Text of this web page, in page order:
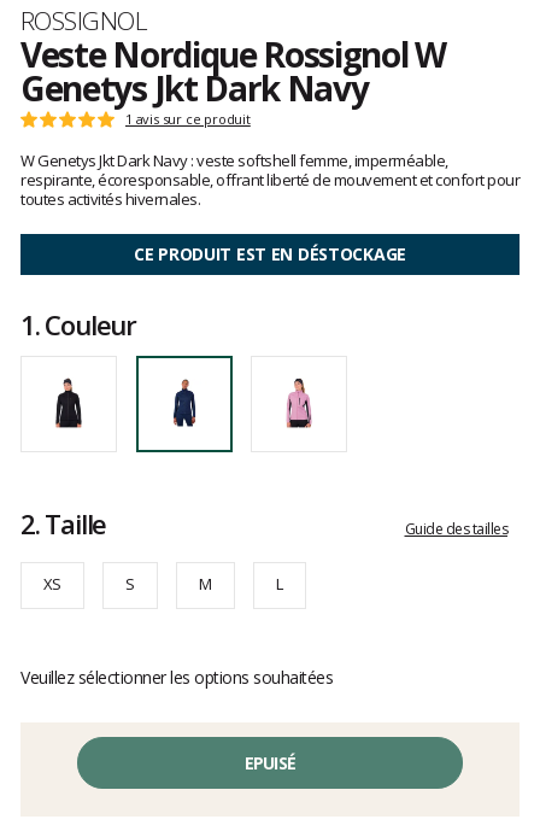
Marque
ROSSIGNOL
Veste Nordique Rossignol W
Genetys Jkt Dark Navy
Les
clients
Note
:
5
sur
1 avis sur ce produit
W Genetys Jkt Dark Navy : veste softshell femme, imperméable,
respirante, écoresponsable, offrant liberté de mouvement et confort pour
toutes activités hivernales.
CE PRODUIT EST EN DÉSTOCKAGE
1.Couleur
2.Taille Guide des tailles
XS S M L
Veuillez sélectionner les options souhaitées
EPUISÉ